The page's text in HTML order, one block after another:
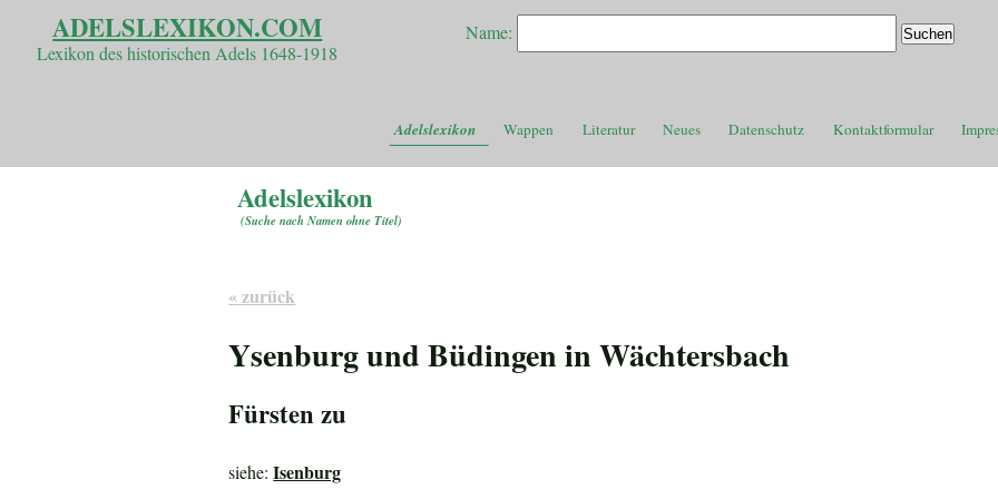
ADELSLEXIKON.COM
Lexikon des historischen Adels 1648-1918
Name:
Adelslexikon Wappen Literatur Neues Datenschutz Kontaktformular
Adelslexikon
(Suche nach Namen ohne Titel)
« zurück
Ysenburg und Büdingen in Wächtersbach
Fürsten zu
siehe:Isenburg